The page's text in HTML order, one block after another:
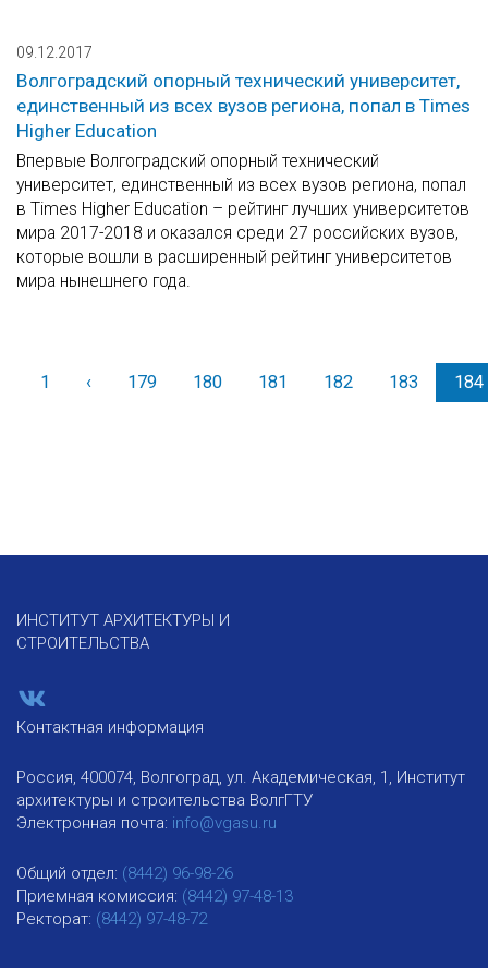
09.12.2017
Волгоградский опорный технический университет,
единственный из всех вузов региона, попал в Times
Higher Education
Впервые Волгоградский опорный технический
университет, единственный из всех вузов региона, попал
в Times Higher Education – рейтинг лучших университетов
мира 2017-2018 и оказался среди 27 российских вузов,
которые вошли в расширенный рейтинг университетов
мира нынешнего года.
1 ‹Назад179 180 181 182 183 184
ИНСТИТУТ АРХИТЕКТУРЫ И
СТРОИТЕЛЬСТВА
Контактная информация
Россия, 400074, Волгоград, ул. Академическая, 1, Институт
архитектуры и строительства ВолгГТУ
Электронная почта: info@vgasu.ru
Общий отдел: (8442) 96-98-26
Приемная комиссия: (8442) 97-48-13
Ректорат: (8442) 97-48-72